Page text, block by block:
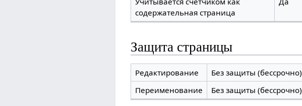
содержательная страница
Защита страницы
Редактирование
Без защиты (бессрочно)
Переименование
Без защиты (бессрочно)